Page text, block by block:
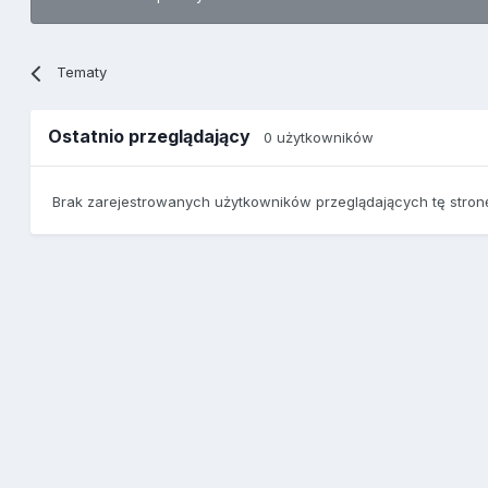
Tematy
Ostatnio przeglądający0 użytkowników
Brak zarejestrowanych użytkowników przeglądających tę